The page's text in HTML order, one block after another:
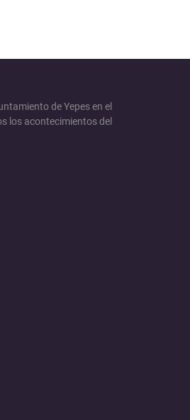
de Yepes en el
los acontecimientos del